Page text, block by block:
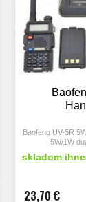
Baofeng UV-5R
5W/1W
skladom
23,70 €